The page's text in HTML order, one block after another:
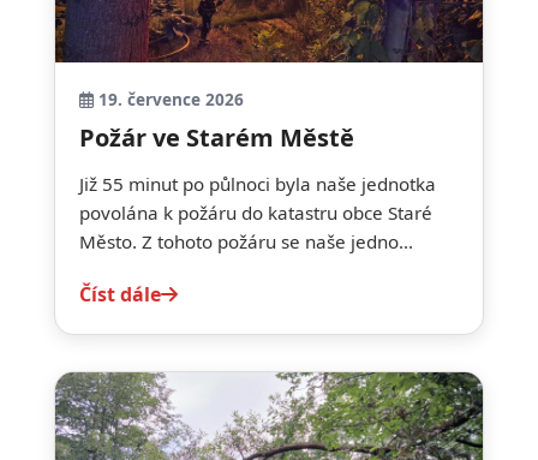
19. července 2026
Požár ve Starém Městě
Již 55 minut po půlnoci byla naše jednotka
povolána k požáru do katastru obce Staré
Město. Z tohoto požáru se naše jedno...
Číst dále